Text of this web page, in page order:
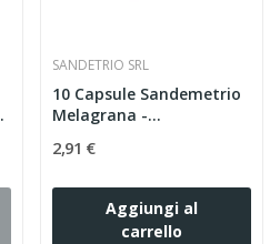
SANDETRIO SRL
10 Capsule Sandemetrio
Melagrana -
2,91 €
Aggiungi al
carrello